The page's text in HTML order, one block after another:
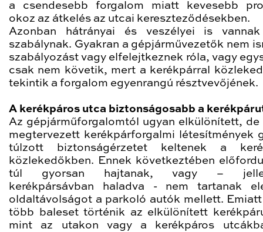
a csendesebb forgalom miatt kevesebb
okoz az átkelés az utcai kereszteződésekben.
Azonban hátrányai és veszélyei is
szabálynak. Gyakran a gépjárművezetők nem
szabályozást vagy elfelejtkeznek róla, vagy
csak nem követik, mert a kerékpárral
tekintik a forgalom egyenrangú résztvevőjének.
A kerékpáros utca biztonságosabb a
Az gépjárműforgalomtól ugyan elkülönített, de
megtervezett kerékpárforgalmi létesítmények
túlzott biztonságérzetet keltenek a
közlekedőkben. Ennek következtében
túl gyorsan hajtanak, vagy –
kerékpársávban haladva - nem tartanak
oldaltávolságot a parkoló autók mellett.
több baleset történik az elkülönített
mint az utakon vagy a kerékpáros